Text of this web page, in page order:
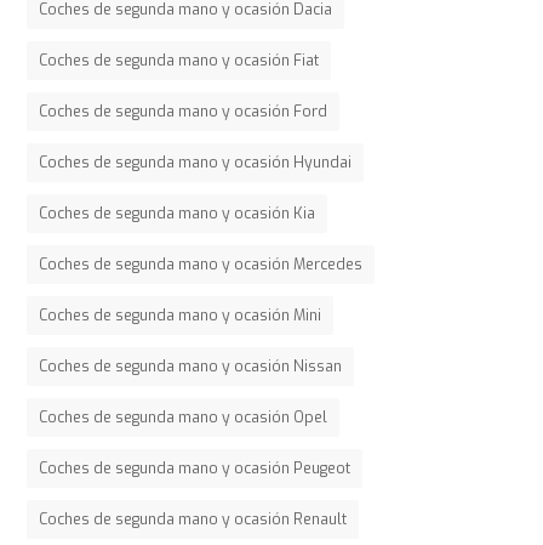
Coches de segunda mano y ocasión Dacia
Coches de segunda mano y ocasión Fiat
Coches de segunda mano y ocasión Ford
Coches de segunda mano y ocasión Hyundai
Coches de segunda mano y ocasión Kia
Coches de segunda mano y ocasión Mercedes
Coches de segunda mano y ocasión Mini
Coches de segunda mano y ocasión Nissan
Coches de segunda mano y ocasión Opel
Coches de segunda mano y ocasión Peugeot
Coches de segunda mano y ocasión Renault